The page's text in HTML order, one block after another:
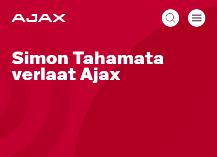
Simon Tahamata
verlaat Ajax